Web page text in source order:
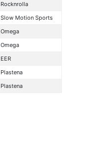
Rocknrolla
Slow Motion Sports
Omega
Omega
EER
Plastena
Plastena